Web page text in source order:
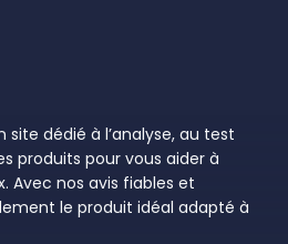
site dédié à l’analyse, au test
produits pour vous aider à
Avec nos avis fiables et
le produit idéal adapté à